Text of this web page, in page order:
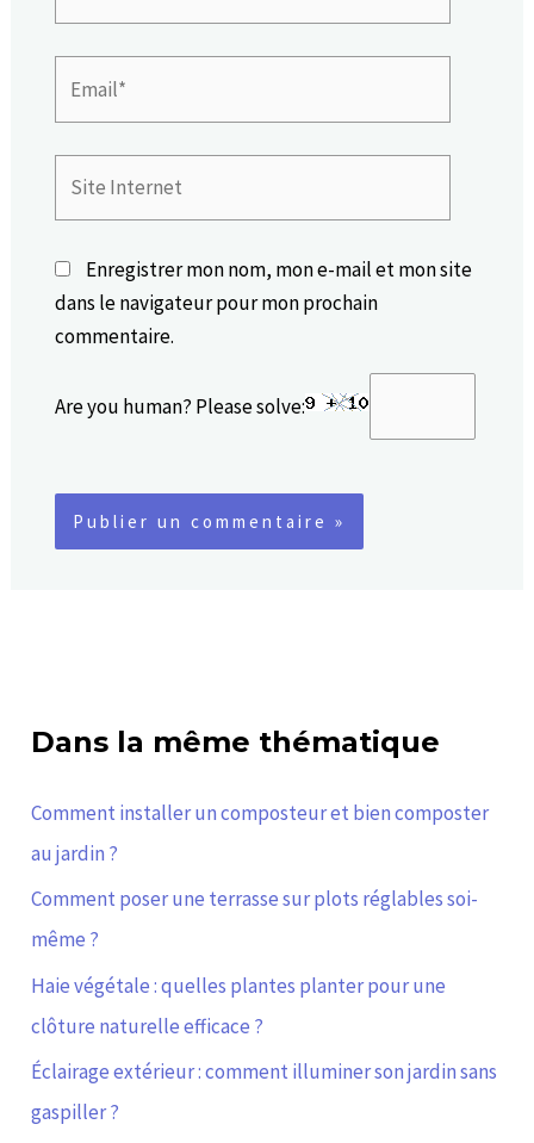
Internet
Enregistrer mon nom, mon e-mail et mon site
dans le navigateur pour mon prochain
commentaire.
Are you human? Please solve:
Dans la même thématique
Comment installer un composteur et bien composter
au jardin ?
Comment poser une terrasse sur plots réglables soi-
même ?
Haie végétale : quelles plantes planter pour une
clôture naturelle efficace ?
Éclairage extérieur : comment illuminer son jardin sans
gaspiller ?